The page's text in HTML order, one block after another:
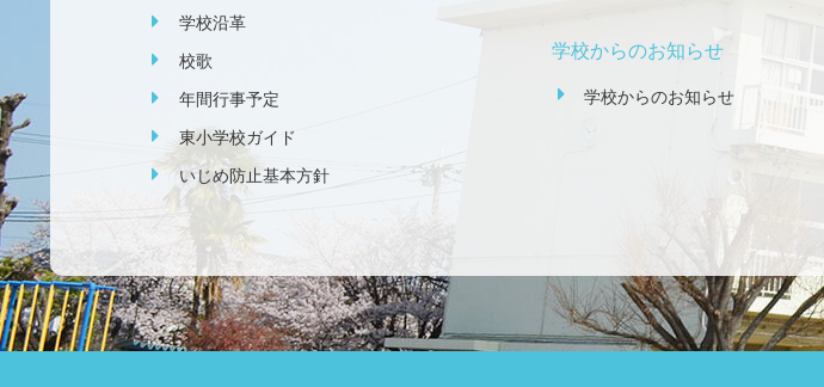
学校沿革
校歌
年間行事予定
東小学校ガイド
いじめ防止基本方針
学校からのお知らせ
学校からのお知らせ